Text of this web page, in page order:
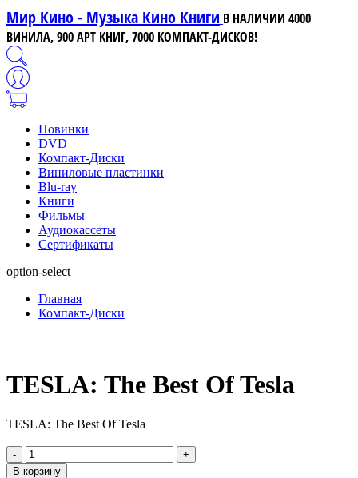
Мир Кино - Музыка Кино Книги В НАЛИЧИИ 4000
ВИНИЛА, 900 АРТ КНИГ, 7000 КОМПАКТ-ДИСКОВ!
Новинки
DVD
Компакт-Диски
Виниловые пластинки
Blu-ray
Книги
Фильмы
Аудиокассеты
Сертификаты
option-select
Главная
Компакт-Диски
TESLA: The Best Of Tesla
TESLA: The Best Of Tesla
-
+
В корзину